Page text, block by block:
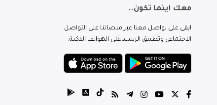
معك اينما تكون..
ابقى على تواصل معنا عبر منصاتنا على التواصل
الاجتماعي وتطبيق الرشيد على الهواتف الذكية.